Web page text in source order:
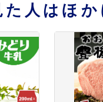
人はほ